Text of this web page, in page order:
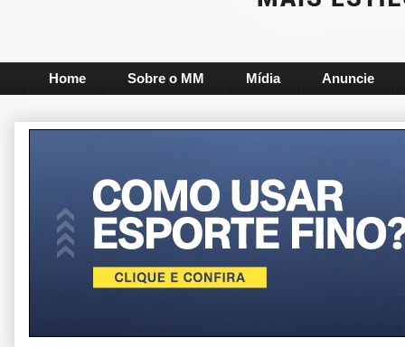
Home Sobre o MM Mídia Anuncie